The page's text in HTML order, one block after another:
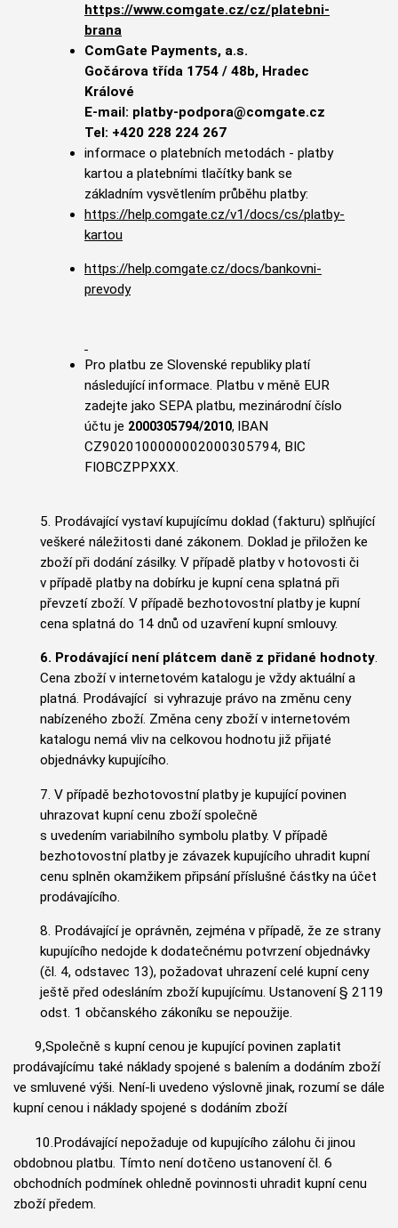
https://www.comgate.cz/cz/platebni-
brana
ComGate Payments, a.s.
Gočárova třída 1754 / 48b, Hradec
Králové
E-mail: platby-podpora@comgate.cz
Tel: +420 228 224 267
informace o platebních metodách - platby
kartou a platebními tlačítky bank se
základním vysvětlením průběhu platby:
https://help.comgate.cz/v1/docs/cs/platby-
kartou
https://help.comgate.cz/docs/bankovni-
prevody
Pro platbu ze Slovenské republiky platí
následující informace. Platbu v měně EUR
zadejte jako SEPA platbu, mezinárodní číslo
účtu je 2000305794/2010, IBAN
CZ9020100000002000305794, BIC
FIOBCZPPXXX.
5. Prodávající vystaví kupujícímu doklad (fakturu) splňující
veškeré náležitosti dané zákonem. Doklad je přiložen ke
zboží při dodání zásilky. V případě platby v hotovosti či
v případě platby na dobírku je kupní cena splatná při
převzetí zboží. V případě bezhotovostní platby je kupní
cena splatná do 14 dnů od uzavření kupní smlouvy.
6. Prodávající není plátcem daně z přidané hodnoty.
Cena zboží v internetovém katalogu je vždy aktuální a
platná. Prodávající si vyhrazuje právo na změnu ceny
nabízeného zboží. Změna ceny zboží v internetovém
katalogu nemá vliv na celkovou hodnotu již přijaté
objednávky kupujícího.
7. V případě bezhotovostní platby je kupující povinen
uhrazovat kupní cenu zboží společně
s uvedením variabilního symbolu platby. V případě
bezhotovostní platby je závazek kupujícího uhradit kupní
cenu splněn okamžikem připsání příslušné částky na účet
prodávajícího.
8. Prodávající je oprávněn, zejména v případě, že ze strany
kupujícího nedojde k dodatečnému potvrzení objednávky
(čl. 4, odstavec 13), požadovat uhrazení celé kupní ceny
ještě před odesláním zboží kupujícímu. Ustanovení § 2119
odst. 1 občanského zákoníku se nepoužije.
9,Společně s kupní cenou je kupující povinen zaplatit
prodávajícímu také náklady spojené s balením a dodáním zboží
ve smluvené výši. Není-li uvedeno výslovně jinak, rozumí se dále
kupní cenou i náklady spojené s dodáním zboží
10.Prodávající nepožaduje od kupujícího zálohu či jinou
obdobnou platbu. Tímto není dotčeno ustanovení čl. 6
obchodních podmínek ohledně povinnosti uhradit kupní cenu
zboží předem.